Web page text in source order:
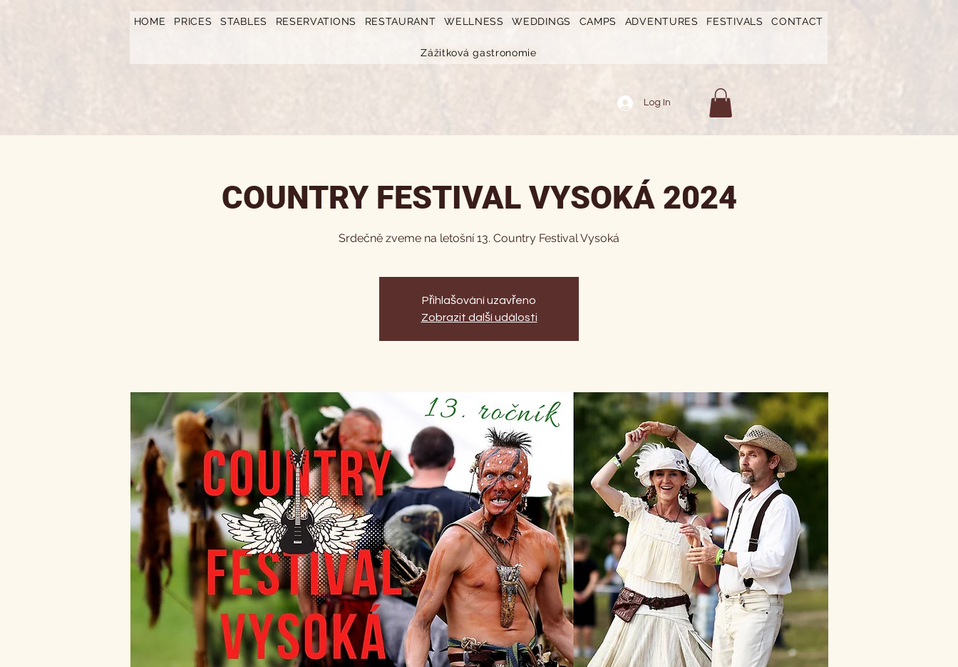
HOME PRICES STABLES RESERVATIONS RESTAURANT WELLNESS WEDDINGS CAMPS ADVENTURES FESTIVALS CONTACT
Zážitková gastronomie
Log In
COUNTRY FESTIVAL VYSOKÁ 2024
Srdečně zveme na letošní 13. Country Festival Vysoká
Přihlašování uzavřeno
Zobrazit další události